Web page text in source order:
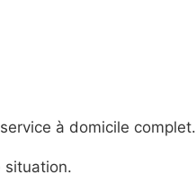
à domicile complet.
situation.